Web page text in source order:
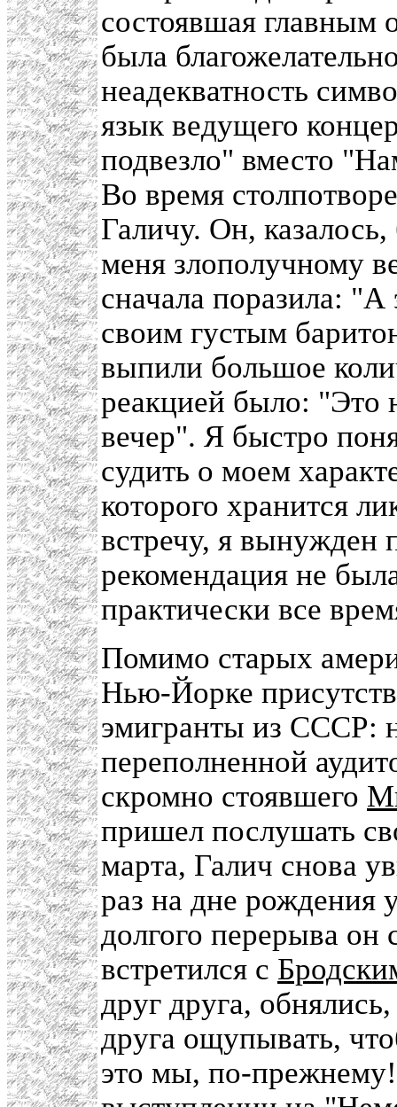
состоявшая главным
была
неадекватность
язык ведущего
подвезло" вместо
Во время
Галичу. Он,
меня злополучному
сначала поразила:
своим густым
выпили большое
реакцией было: "Это
вечер". Я быстро
судить о моем
которого хранится
встречу, я вынужден
рекомендация не
практически все
Помимо старых
Нью-Йорке
эмигранты из СССР:
переполненной
скромно стоявшего
пришел послушать
марта, Галич снова
раз на дне рождения
долгого перерыва
встретился с
друг друга,
друга ощупывать,
это мы, по-